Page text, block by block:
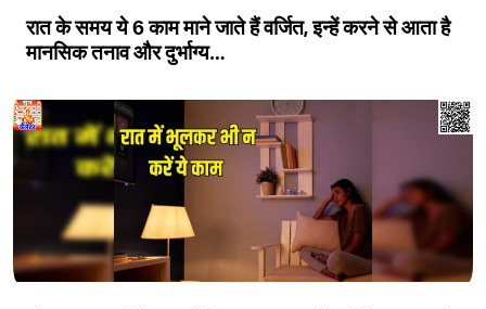
रात के समय ये 6 काम माने जाते हैं वर्जित, इन्हें करने से आता है
मानसिक तनाव और दुर्भाग्य…